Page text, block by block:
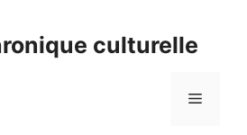
culturelle
Menu